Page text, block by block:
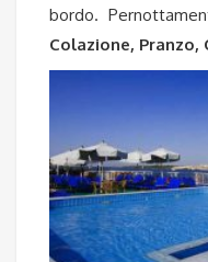
bordo.
Colazione, Pranzo,